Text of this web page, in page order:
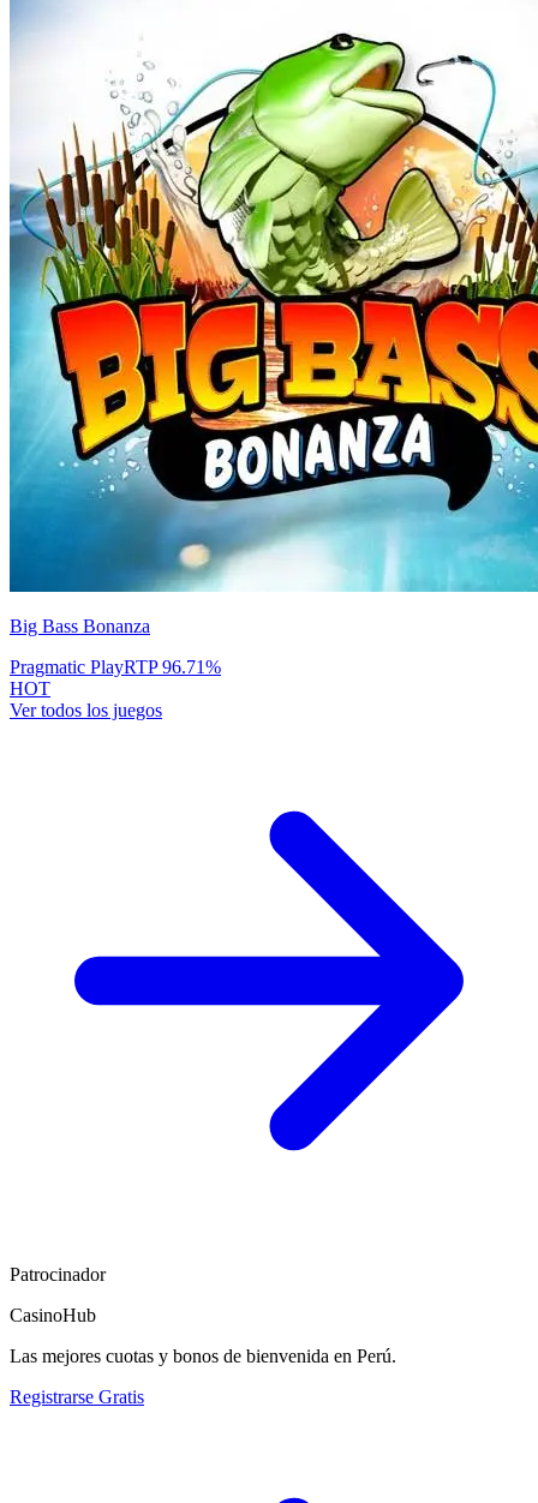
Big Bass Bonanza
Pragmatic PlayRTP96.71%
HOT
Ver todos los juegos
Patrocinador
CasinoHub
Las mejores cuotas y bonos de bienvenida en Perú.
Registrarse Gratis